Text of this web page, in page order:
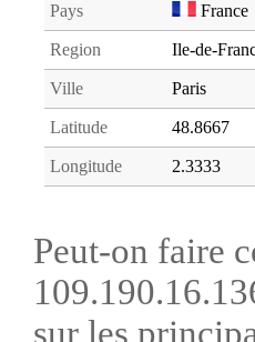
Pays France
Region Ile-de-
Ville Paris
Latitude 48.8667
Longitude 2.3333
Peut-on faire
sur les